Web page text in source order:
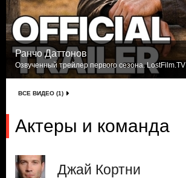
Ранчо Даттонов
Озвученный трейлер первого сезона. LostFilm.TV
ВСЕ ВИДЕО (1)
Актеры и команда
Джай Кортни